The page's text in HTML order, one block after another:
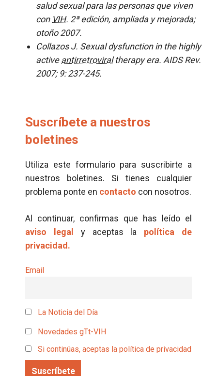
salud sexual para las personas que viven
con VIH. 2ª edición, ampliada y mejorada;
otoño 2007.
Collazos J. Sexual dysfunction in the highly
activeantirretroviraltherapy era. AIDS Rev.
2007; 9: 237-245.
Suscríbete a nuestros
boletines
Utiliza este formulario para suscribirte a
nuestros boletines. Si tienes cualquier
problema ponte en contacto con nosotros.
Al continuar, confirmas que has leído el
aviso legal
y aceptas la política de
privacidad.
Email
La Noticia del Día
Novedades gTt-VIH
Si continúas, aceptas la política de privacidad